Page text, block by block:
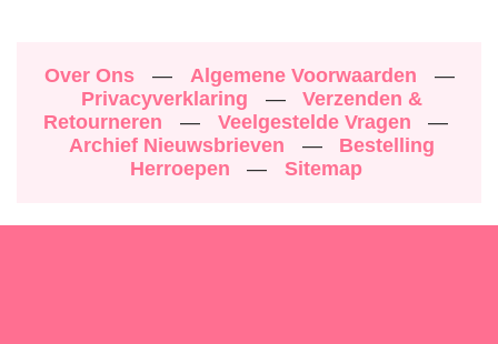
Over Ons — Algemene Voorwaarden
—
Privacyverklaring
—
Verzenden &
Retourneren
— Veelgestelde Vragen
—
Archief Nieuwsbrieven
—
Bestelling
Herroepen
— Sitemap